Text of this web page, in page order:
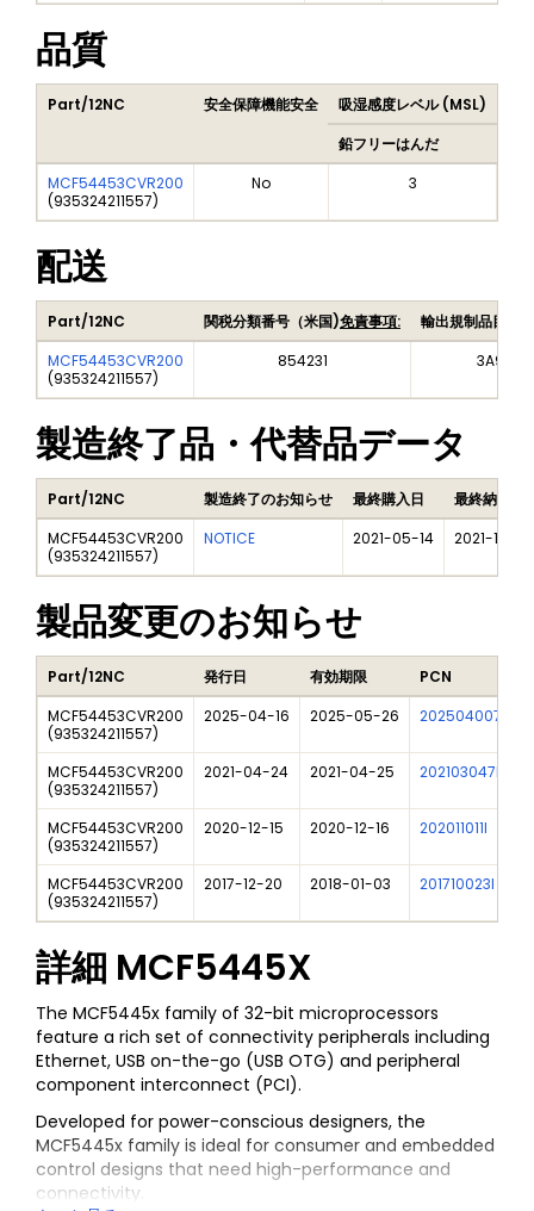
品質
Part/12NC 安全保障機能安全 吸湿感度レベル (MSL)
鉛フリーはんだ
MCF54453CVR200
(935324211557)
No 3
配送
Part/12NC 関税分類番号（米国)免責事項:
輸出規制品目番
MCF54453CVR200
(935324211557)
854231
製造終了品・代替品データ
Part/12NC 製造終了のお知らせ 最終購入日
最終納品日
MCF54453CVR200
(935324211557)
NOTICE 2021-05-14 2021-12-31
製品変更のお知らせ
Part/12NC 発行日 有効期限
PCN
MCF54453CVR200
(935324211557)
2025-04-16 2025-05-26 202504007I
MCF54453CVR200
(935324211557)
2021-04-24 2021-04-25 202103047DN
MCF54453CVR200
(935324211557)
2020-12-15 2020-12-16 202011011I
MCF54453CVR200
(935324211557)
2017-12-20 2018-01-03 201710023I
詳細 MCF5445X
The MCF5445x family of 32-bit microprocessors
feature a rich set of connectivity peripherals including
Ethernet, USB on-the-go (USB OTG) and peripheral
component interconnect (PCI).
Developed for power-conscious designers, the
MCF5445x family is ideal for consumer and embedded
control designs that need high-performance and
connectivity.